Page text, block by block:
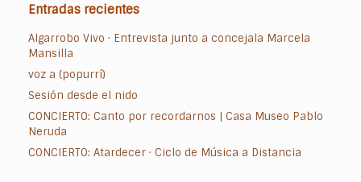
Entradas recientes
Algarrobo Vivo · Entrevista junto a concejala Marcela
Mansilla
voz a (popurrí)
Sesión desde el nido
CONCIERTO: Canto por recordarnos | Casa Museo Pablo
Neruda
CONCIERTO: Atardecer · Ciclo de Música a Distancia